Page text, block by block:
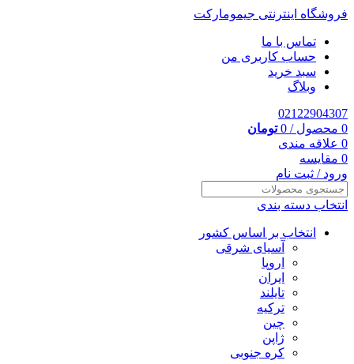
فروشگاه اینترنتی جیمومارکت
تماس با ما
حساب کاربری من
سبد خرید
وبلاگ
02122904307
0 محصول /
0 تومان
0 علاقه مندی
0 مقایسه
ورود / ثبت نام
انتخاب دسته بندی
انتخاب بر اساس کشور
آسیای شرقی
اروپا
ایران
تایلند
ترکیه
چین
ژاپن
کره جنوبی